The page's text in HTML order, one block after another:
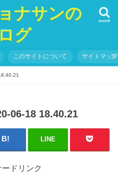
ナサンの
グ
search
このサイトについて サイトマップ
06-18 18.40.21
LINE
ドリンク